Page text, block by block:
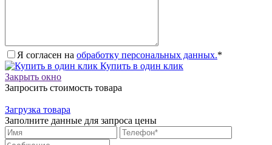
Я согласен на обработку персональных данных.*
Купить в один клик
Закрыть окно
Запросить стоимость товара
Загрузка товара
Заполните данные для запроса цены